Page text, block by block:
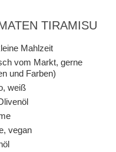
TIRAMISU
Mahlzeit
vom Markt, gerne
und Farben)
weiß
vegan